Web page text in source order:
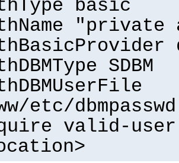
basic
"private
SDBM
etc/dbmpasswd
valid-user